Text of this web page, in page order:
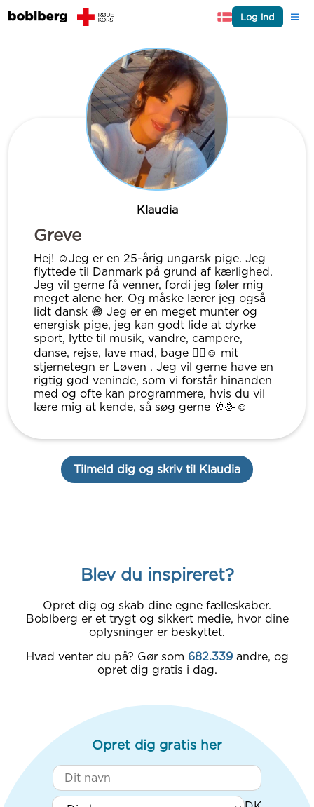
Log ind
Klaudia
Greve
Hej! ☺️Jeg er en 25-årig ungarsk pige. Jeg
flyttede til Danmark på grund af kærlighed.
Jeg vil gerne få venner, fordi jeg føler mig
meget alene her. Og måske lærer jeg også
lidt dansk 😅 Jeg er en meget munter og
energisk pige, jeg kan godt lide at dyrke
sport, lytte til musik, vandre, campere,
danse, rejse, lave mad, bage 👌🏾☺️ mit
stjernetegn er Løven . Jeg vil gerne have en
rigtig god veninde, som vi forstår hinanden
med og ofte kan programmere, hvis du vil
lære mig at kende, så søg gerne 🥂🥳☺️
Tilmeld dig og skriv til Klaudia
Blev du inspireret?
Opret dig og skab dine egne fælleskaber.
Boblberg er et trygt og sikkert medie, hvor dine
oplysninger er beskyttet.
Hvad venter du på? Gør som 682.339 andre, og
opret dig gratis i dag.
Opret dig gratis her